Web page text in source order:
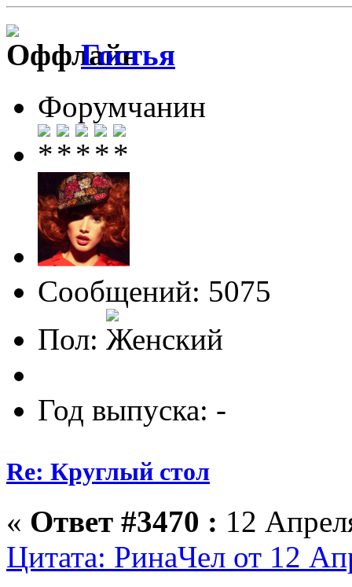
Гостья
Форумчанин
Сообщений: 5075
Пол:
Год выпуска: -
Re: Круглый стол
« Ответ #3470 : 12
Цитата: РинаЧел от 12